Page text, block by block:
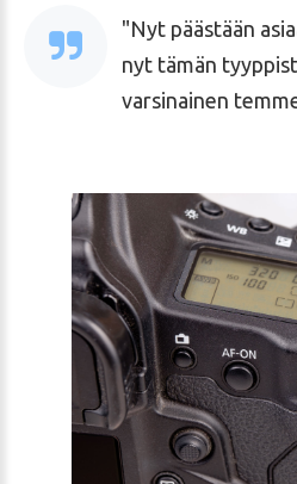
Nyt päästään
nyt tämän
varsinainen